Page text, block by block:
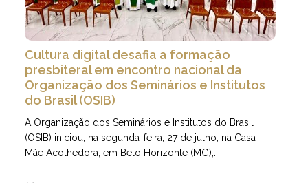
Cultura digital desafia a formação
presbiteral em encontro nacional da
Organização dos Seminários e Institutos
do Brasil (OSIB)
A Organização dos Seminários e Institutos do Brasil
(OSIB) iniciou, na segunda-feira, 27 de julho, na Casa
Mãe Acolhedora, em Belo Horizonte (MG),...